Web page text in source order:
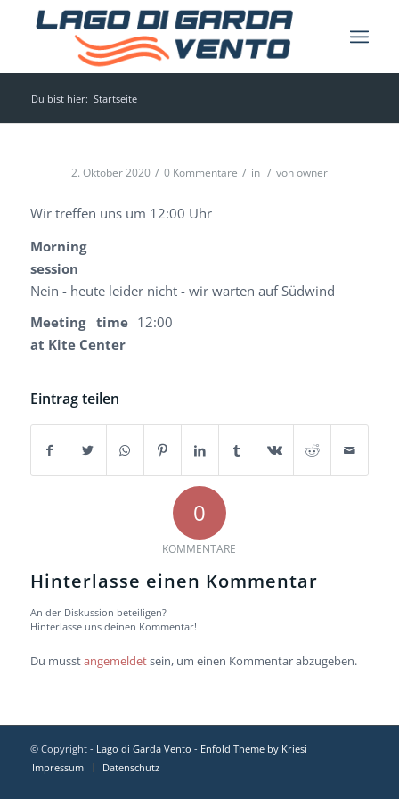
Du bist hier: Startseite
2. Oktober 2020 / 0 Kommentare / in / vonowner
Wir treffen uns um 12:00 Uhr
Morning
session
Nein - heute leider nicht - wir warten auf Südwind
Meeting time
at Kite Center
12:00
Eintrag teilen
0
KOMMENTARE
Hinterlasse einen Kommentar
An der Diskussion beteiligen?
Hinterlasse uns deinen Kommentar!
Du musstangemeldetsein, um einen Kommentar abzugeben.
© Copyright - Lago di Garda Vento - Enfold Theme by Kriesi
Impressum
Datenschutz